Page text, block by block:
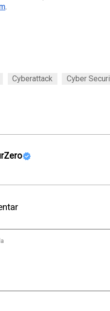
.
Cyberattack Cyber